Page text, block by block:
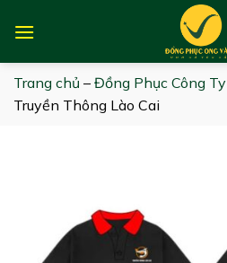
Trang chủ – Đồng Phục Công Ty
Truyền Thông Lào Cai